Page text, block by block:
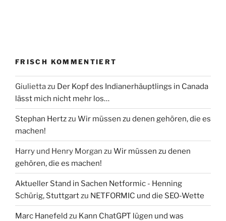
FRISCH KOMMENTIERT
Giuliettazu Der Kopf des Indianerhäuptlings in Canada
lässt mich nicht mehr los…
Stephan Hertzzu Wir müssen zu denen gehören, die es
machen!
Harry und Henry Morgan zu Wir müssen zu denen
gehören, die es machen!
Aktueller Stand in Sachen Netformic - Henning
Schürig, Stuttgartzu NETFORMIC und die SEO-Wette
Marc Hanefeld zu Kann ChatGPT lügen und was